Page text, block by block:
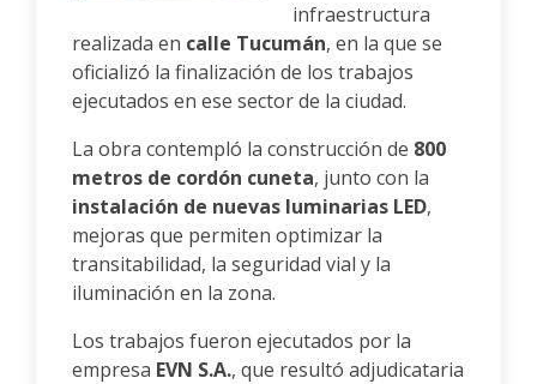
infraestructura
realizada en calle Tucumán, en la que se
oficializó la finalización de los trabajos
ejecutados en ese sector de la ciudad.
La obra contempló la construcción de 800
metros de cordón cuneta, junto con la
instalación de nuevas luminarias LED,
mejoras que permiten optimizar la
transitabilidad, la seguridad vial y la
iluminación en la zona.
Los trabajos fueron ejecutados por la
empresa EVN S.A., que resultó adjudicataria